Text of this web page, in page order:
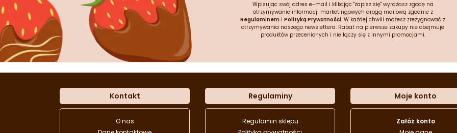
Wpisując swój adres e-mail i klikając "zapisz się" wyrażasz zgodę na
otrzymywanie informacji marketingowych drogą mailową zgodnie z
Regulaminem i Polityką Prywatności. W każdej chwili możesz zrezygnować z
otrzymywania naszego newslettera. Rabat na pierwsze zakupy nie obejmuje
produktów przecenionych i nie łączy się z innymi promocjami.
Kontakt
O nas
Regulaminy
Regulamin sklepu
Moje konto
Załóż konto